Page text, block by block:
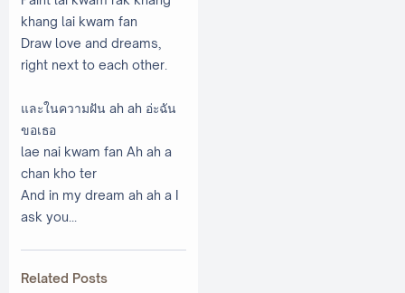
khang lai kwam fan
Draw love and dreams,
right next to each other.
และในความฝัน ah ah อ่ะฉัน
ขอเธอ
lae nai kwam fan Ah ah a
chan kho ter
And in my dream ah ah a I
ask you...
Related Posts